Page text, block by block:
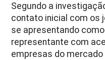
Segundo a
contato inicial com os
se apresentando
representante com
empresas do mercado